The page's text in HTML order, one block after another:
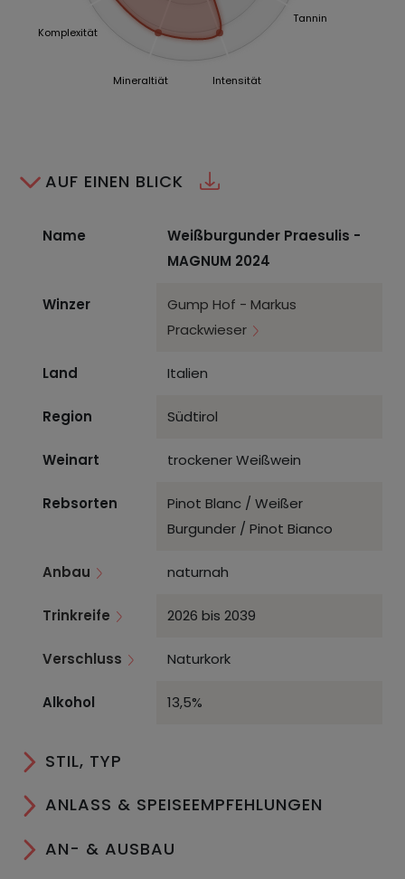
Tannin
Intensität
Mineraltiät
Komplexität
AUF EINEN BLICK
Name
Weißburgunder Praesulis -
MAGNUM 2024
Winzer
Gump Hof - Markus
Prackwieser
Land Italien
Region Südtirol
Weinart trockener Weißwein
Rebsorten
Pinot Blanc / Weißer
Burgunder / Pinot Bianco
Anbau naturnah
Trinkreife 2026 bis 2039
Verschluss Naturkork
Alkohol 13,5%
STIL, TYP
ANLASS & SPEISEEMPFEHLUNGEN
AN- & AUSBAU